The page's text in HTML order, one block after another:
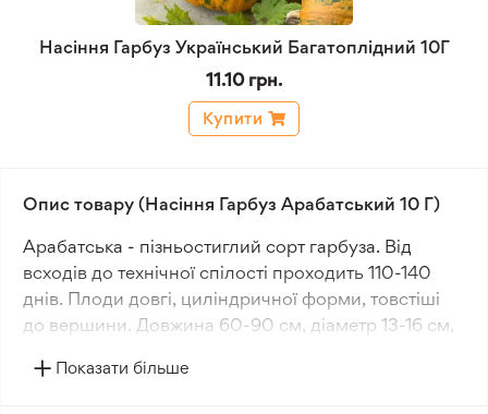
Насіння Гарбуз Український Багатоплідний 10Г
11.10 грн.
Купити
Опис товару (Насіння Гарбуз Арабатський 10 Г)
Арабатська - пізньостиглий сорт гарбуза. Від
всходів до технічної спілості проходить 110-140
днів. Плоди довгі, циліндричної форми, товстіші
до вершини. Довжина 60-90 см, діаметр 13-16 см,
Показати більше